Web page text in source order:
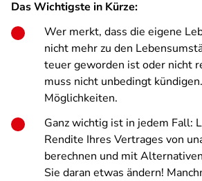
Das Wichtigste in Kürze:
Wer merkt, dass die eigene
nicht mehr zu den
teuer geworden ist oder nicht
muss nicht unbedingt
Möglichkeiten.
Ganz wichtig ist in jedem Fall:
Rendite Ihres Vertrages von
berechnen und mit
Sie daran etwas ändern!